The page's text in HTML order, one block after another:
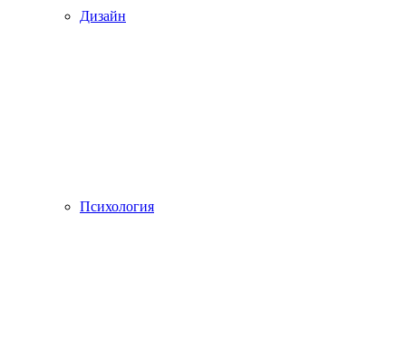
Дизайн
Психология